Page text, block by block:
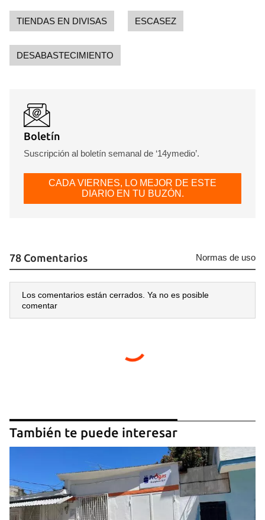
TIENDAS EN DIVISAS ESCASEZ
DESABASTECIMIENTO
Boletín
Suscripción al boletín semanal de ‘14ymedio’.
CADA VIERNES, LO MEJOR DE ESTE
DIARIO EN TU BUZÓN.
78 Comentarios Normas de uso
Los comentarios están cerrados. Ya no es posible
comentar
También te puede interesar